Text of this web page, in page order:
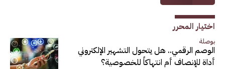
اختيار المحرر
بوصلة
الوصم الرقمي.. هل يتحول التشهير الإلكتروني
أداة للإنصاف أم انتهاكاً للخصوصية؟